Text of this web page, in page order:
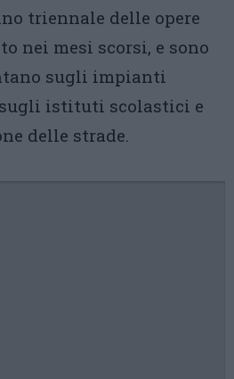
triennale delle opere
nei mesi scorsi, e sono
sugli impianti
istituti scolastici e
delle strade.